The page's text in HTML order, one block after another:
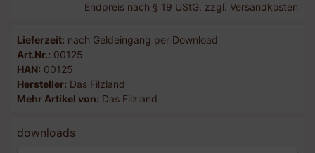
Endpreis nach § 19 UStG. zzgl. Versandkosten
Lieferzeit: nach Geldeingang per Download
Art.Nr.: 00125
HAN: 00125
Hersteller: Das Filzland
Mehr Artikel von: Das Filzland
downloads